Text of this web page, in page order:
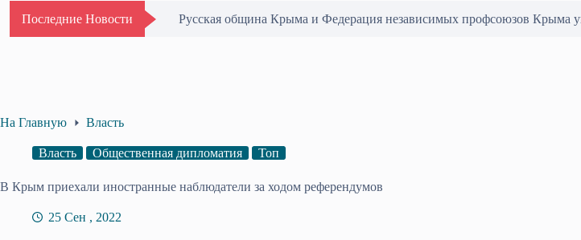
Последние Новости Одиссей Пипия удостоен Почётного знака «За гражданское служение»
На Главную Власть
Власть Общественная дипломатия Топ
В Крым приехали иностранные наблюдатели за ходом референдумов
25 Сен , 2022